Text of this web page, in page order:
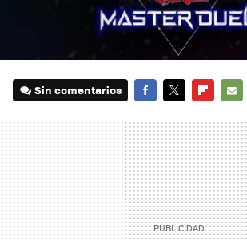
Sin comentarios
MAIL